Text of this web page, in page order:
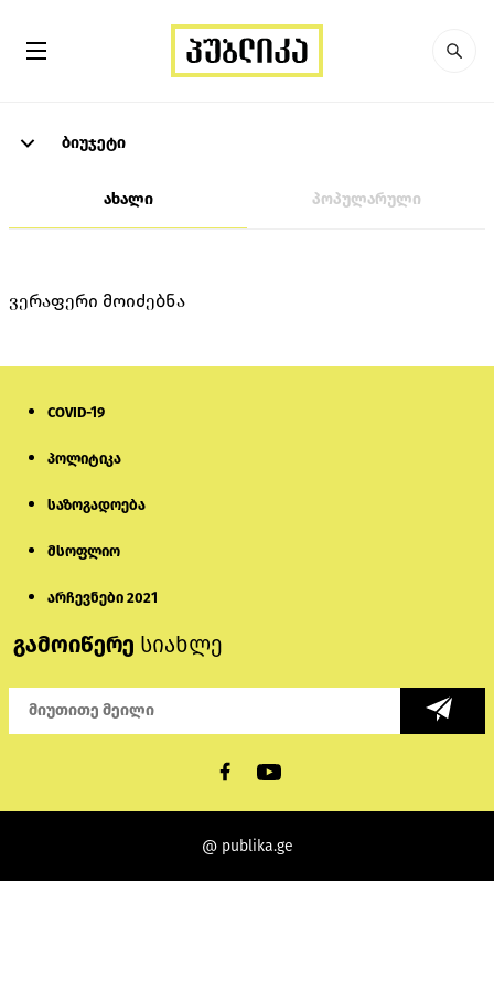
ბიუჯეტი
ახალი პოპულარული
ვერაფერი მოიძებნა
COVID-19
პოლიტიკა
საზოგადოება
მსოფლიო
არჩევნები 2021
გამოიწერე სიახლე
@ publika.ge